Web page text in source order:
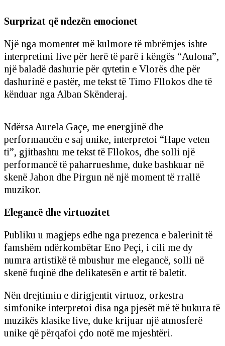
Surprizat që ndezën emocionet
Një nga momentet më kulmore të mbrëmjes ishte
interpretimi live për herë të parë i këngës “Aulona”,
një baladë dashurie për qytetin e Vlorës dhe për
dashurinë e pastër, me tekst të Timo Fllokos dhe të
kënduar nga Alban Skënderaj.
Ndërsa Aurela Gaçe, me energjinë dhe
performancën e saj unike, interpretoi “Hape veten
ti”, gjithashtu me tekst të Fllokos, dhe solli një
performancë të paharrueshme, duke bashkuar në
skenë Jahon dhe Pirgun në një moment të rrallë
muzikor.
Elegancë dhe virtuozitet
Publiku u magjeps edhe nga prezenca e balerinit të
famshëm ndërkombëtar Eno Peçi, i cili me dy
numra artistikë të mbushur me elegancë, solli në
skenë fuqinë dhe delikatesën e artit të baletit.
Nën drejtimin e dirigjentit virtuoz, orkestra
simfonike interpretoi disa nga pjesët më të bukura të
muzikës klasike live, duke krijuar një atmosferë
unike që përqafoi çdo notë me mjeshtëri.